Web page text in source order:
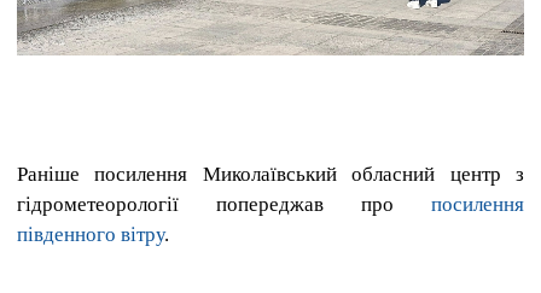
Раніше посилення Миколаївський обласний центр з
гідрометеорології попереджав про посилення
південного вітру.